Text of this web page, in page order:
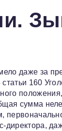
даже за
160
сумма